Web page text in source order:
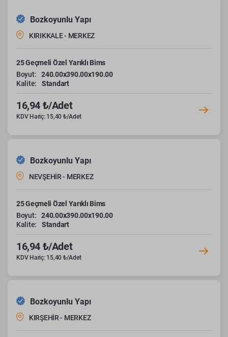
Bozkoyunlu Yapı
KIRIKKALE - MERKEZ
25 Geçmeli Özel Yarıklı Bims
Boyut:
240.00x390.00x190.00
Kalite:
Standart
16,94 ₺/Adet
KDV Hariç: 15,40 ₺/Adet
Bozkoyunlu Yapı
NEVŞEHİR - MERKEZ
25 Geçmeli Özel Yarıklı Bims
Boyut:
240.00x390.00x190.00
Kalite:
Standart
16,94 ₺/Adet
KDV Hariç: 15,40 ₺/Adet
Bozkoyunlu Yapı
KIRŞEHİR - MERKEZ